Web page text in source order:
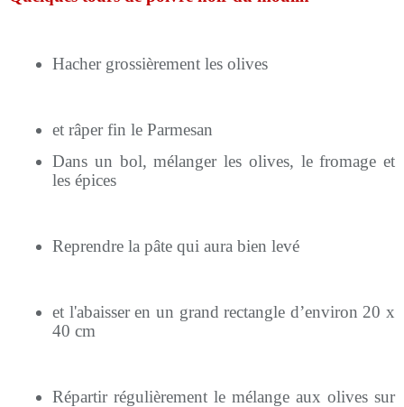
Hacher grossièrement les olives
et râper fin le Parmesan
Dans un bol, mélanger les olives, le fromage et
les épices
Reprendre la pâte qui aura bien levé
et l'abaisser en un grand rectangle d’environ 20 x
40 cm
Répartir régulièrement le mélange aux olives sur